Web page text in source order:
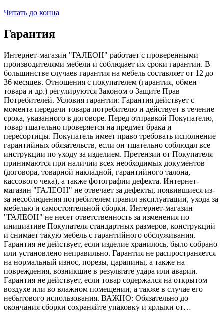
Читать до конца
Гарантия
Интернет-магазин "ГАЛЕОН" работает с проверенными
производителями мебели и соблюдает их сроки гарантии. В
большинстве случаев гарантия на мебель составляет от 12 до
36 месяцев. Отношения с покупателем (гарантия, обмен
товара и др.) регулируются Законом о Защите Прав
Потребителей. Условия гарантии: Гарантия действует с
момента передачи товара потребителю и действует в течение
срока, указанного в договоре. Перед отправкой Покупателю,
товар тщательно проверяется на предмет брака и
пересортицы. Покупатель имеет право требовать исполнение
гарантийных обязательств, если он тщательно соблюдал все
инструкции по уходу за изделием. Претензии от Покупателя
принимаются при наличии всех необходимых документов
(договора, товарной накладной, гарантийного талона,
кассового чека), а также фотографии дефекта. Интернет-
магазин "ГАЛЕОН" не отвечает за дефекты, появившиеся из-
за несоблюдения потребителем правил эксплуатации, ухода за
мебелью и самостоятельной сборки. Интернет-магазин
"ГАЛЕОН" не несет ответственность за изменения по
инициативе Покупателя стандартных размеров, конструкций
и снимает такую мебель с гарантийного обслуживания.
Гарантия не действует, если изделие хранилось, было собрано
или установлено неправильно. Гарантия не распространяется
на нормальный износ, порезы, царапины, а также на
повреждения, возникшие в результате удара или аварии.
Гарантия не действует, если товар содержался на открытом
воздухе или во влажном помещении, а также в случае его
небытового использования. ВАЖНО: Обязательно до
окончания сборки сохраняйте упаковку и ярлыки от…